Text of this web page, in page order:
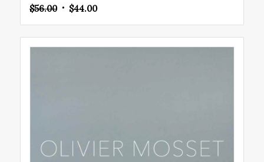
$56.00 Original
$56.00.
$44.00Current
$44.00.